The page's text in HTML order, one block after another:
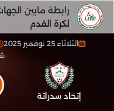
رابطة مابين
لكرة القدم
الثلاثاء 25 نوفمبر 2025
إتحاد سدراتة